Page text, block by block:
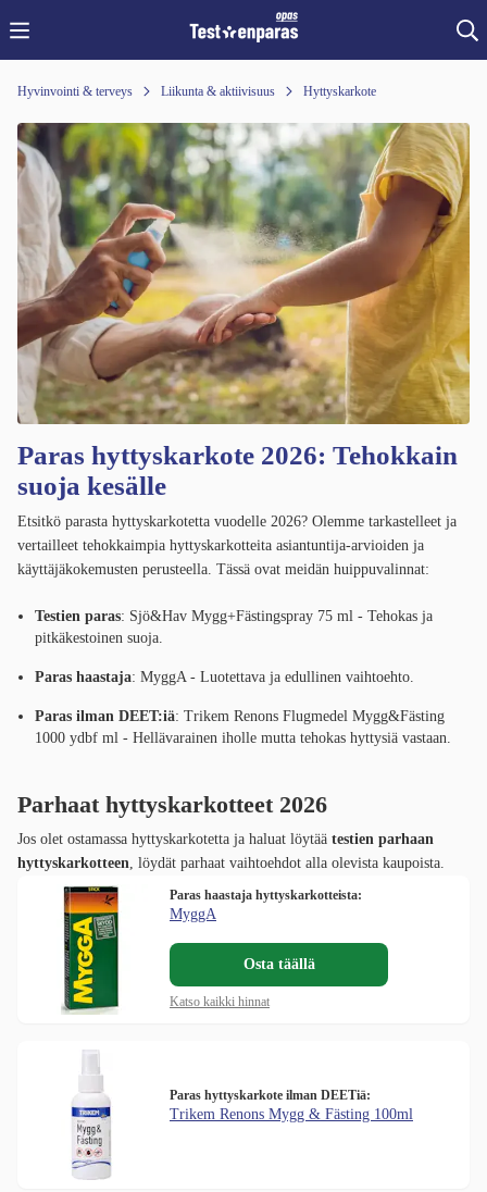
Hyvinvointi & terveys Liikunta & aktiivisuus Hyttyskarkote
Paras hyttyskarkote 2026: Tehokkain
suoja kesälle
Etsitkö parasta hyttyskarkotetta vuodelle 2026? Olemme tarkastelleet ja
vertailleet tehokkaimpia hyttyskarkotteita asiantuntija-arvioiden ja
käyttäjäkokemusten perusteella. Tässä ovat meidän huippuvalinnat:
Testien paras: Sjö&Hav Mygg+Fästingspray 75 ml - Tehokas ja
pitkäkestoinen suoja.
Paras haastaja: MyggA - Luotettava ja edullinen vaihtoehto.
Paras ilman DEET:iä: Trikem Renons Flugmedel Mygg&Fästing
1000 ydbf ml - Hellävarainen iholle mutta tehokas hyttysiä vastaan.
Parhaat hyttyskarkotteet 2026
Jos olet ostamassa hyttyskarkotetta ja haluat löytää testien parhaan
hyttyskarkotteen, löydät parhaat vaihtoehdot alla olevista kaupoista.
Paras haastaja hyttyskarkotteista:
MyggA
Osta täällä
Katso kaikki hinnat
Paras hyttyskarkote ilman DEETiä:
Trikem Renons Mygg & Fästing 100ml